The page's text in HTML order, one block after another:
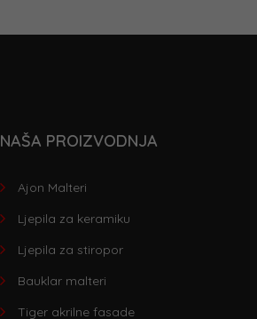
NAŠA PROIZVODNJA
Ajon Malteri
Ljepila za keramiku
Ljepila za stiropor
Bauklar malteri
Tiger akrilne fasade